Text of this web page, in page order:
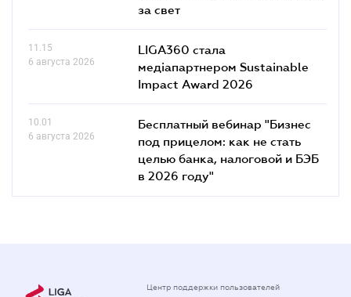
за свет
11.15
6 августа 2026
LIGA360 стала
медіапартнером Sustainable
Impact Award 2026
10.01
6 августа 2026
Бесплатный вебинар "Бизнес
под прицелом: как не стать
целью банка, налоговой и БЭБ
в 2026 году"
Центр поддержки пользователей